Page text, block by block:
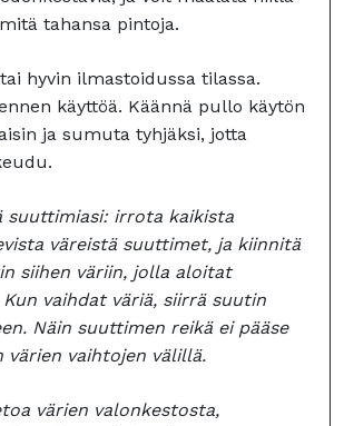
tahansa pintoja.
hyvin ilmastoidussa tilassa.
käyttöä. Käännä pullo käytön
ja sumuta tyhjäksi, jotta
suuttimiasi: irrota kaikista
väreistä suuttimet, ja kiinnitä
siihen väriin, jolla aloitat
vaihdat väriä, siirrä suutin
Näin suuttimen reikä ei pääse
värien vaihtojen välillä.
värien valonkestosta,